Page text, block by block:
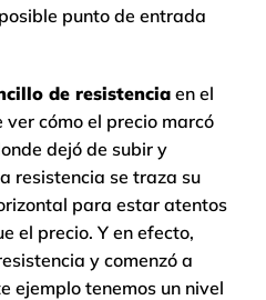
punto de entrada
de resistencia en el
cómo el precio marcó
dejó de subir y
resistencia se traza su
para estar atentos
el precio. Y en efecto,
y comenzó a
ejemplo tenemos un nivel